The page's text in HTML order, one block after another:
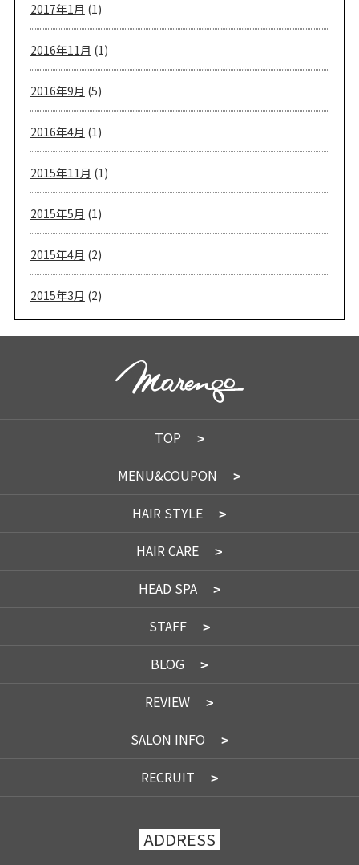
2017年1月 (1)
2016年11月 (1)
2016年9月 (5)
2016年4月 (1)
2015年11月 (1)
2015年5月 (1)
2015年4月 (2)
2015年3月 (2)
TOP
MENU&COUPON
HAIR STYLE
HAIR CARE
HEAD SPA
STAFF
BLOG
REVIEW
SALON INFO
RECRUIT
ADDRESS